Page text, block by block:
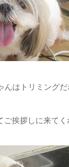
んはトリミング
ご挨拶しに来て